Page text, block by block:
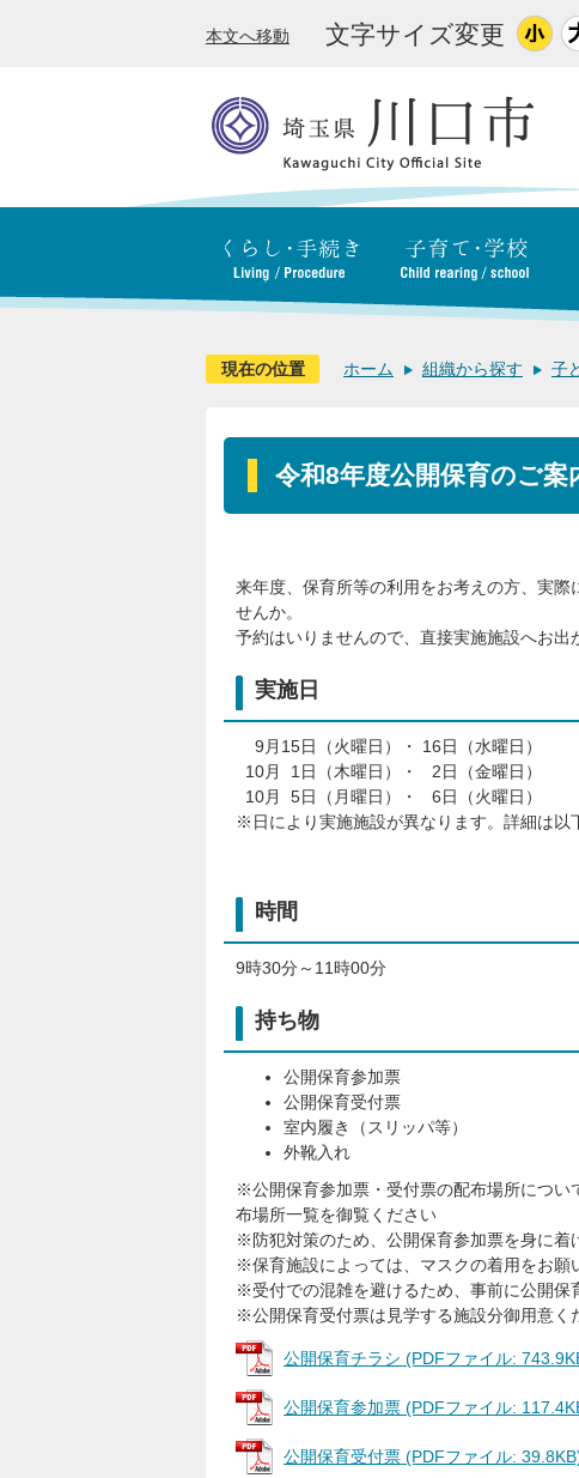
本文へ移動 文字サイズ変更
現在の位置 ホーム 組織から探す 子
令和8年度公開保育のご案
来年度、保育所等の利用をお考えの方、実
せんか。
予約はいりませんので、直接実施施設へお出
実施日
9月15日（火曜日）・ 16日（水曜日）
10月 1日（木曜日）・ 2日（金曜日）
10月 5日（月曜日）・ 6日（火曜日）
※日により実施施設が異なります。詳細は以
時間
9時30分～11時00分
持ち物
公開保育参加票
公開保育受付票
室内履き（スリッパ等）
外靴入れ
※公開保育参加票・受付票の配布場所につい
布場所一覧を御覧ください
※防犯対策のため、公開保育参加票を身に着
※保育施設によっては、マスクの着用をお願
※受付での混雑を避けるため、事前に公開保
※公開保育受付票は見学する施設分御用意く
公開保育チラシ (PDFファイル:
公開保育参加票 (PDFファイル:
公開保育受付票 (PDFファイル: